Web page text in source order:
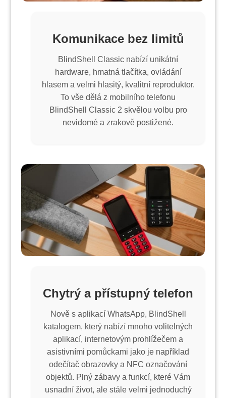
Komunikace bez limitů
BlindShell Classic nabízí unikátní
hardware, hmatná tlačítka, ovládání
hlasem a velmi hlasitý, kvalitní reproduktor.
To vše dělá z mobilního telefonu
BlindShell Classic 2 skvělou volbu pro
nevidomé a zrakově postižené.
Chytrý a přístupný telefon
Nově s aplikací WhatsApp, BlindShell
katalogem, který nabízí mnoho volitelných
aplikací, internetovým prohlížečem a
asistivními pomůckami jako je například
odečítač obrazovky a NFC označování
objektů. Plný zábavy a funkcí, které Vám
usnadní život, ale stále velmi jednoduchý